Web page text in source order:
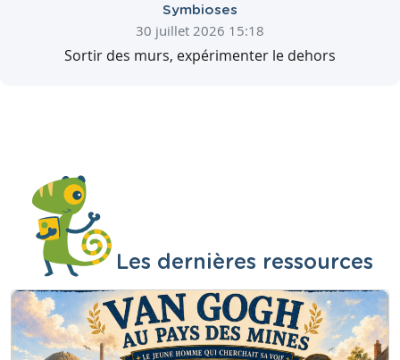
Symbioses
30 juillet 2026 15:18
Sortir des murs, expérimenter le dehors
Les dernières ressources